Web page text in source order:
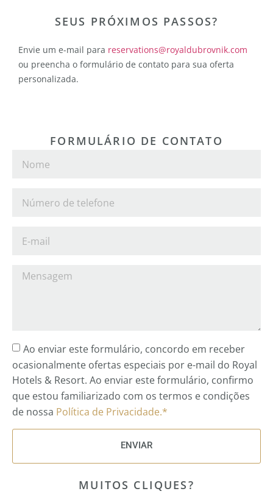
SEUS PRÓXIMOS PASSOS?
Envie um e-mail para reservations@royaldubrovnik.com
ou preencha o formulário de contato para sua oferta
personalizada.
FORMULÁRIO DE CONTATO
Ao enviar este formulário, concordo em receber
ocasionalmente ofertas especiais por e-mail do Royal
Hotels & Resort. Ao enviar este formulário, confirmo
que estou familiarizado com os termos e condições
de nossa Política de Privacidade.*
ENVIAR
MUITOS CLIQUES?